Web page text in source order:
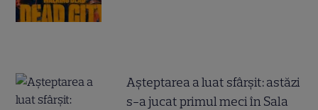
Așteptarea a luat sfârșit: astăzi
s-a jucat primul meci în Sala